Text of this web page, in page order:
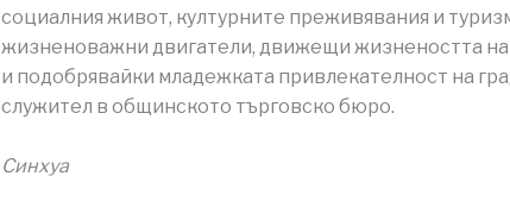
социалния живот, културните преживявания и
жизненоважни двигатели, движещи жизнеността
и подобрявайки младежката привлекателност на
служител в общинското търговско бюро.
Синхуа